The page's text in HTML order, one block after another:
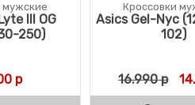
мужские
III OG
250)
р
Кроссовки
Asics Gel-Nyc
102)
16.990р